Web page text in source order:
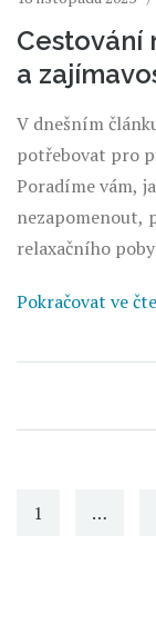
Cestování
a
V dnešním
potřebovat pro
Poradíme vám,
nezapomenout,
relaxačního
článek nabídne
Pokračovat ve
1 …